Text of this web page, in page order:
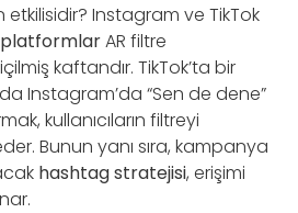
Instagram ve TikTok
AR filtre
kaftandır. TikTok’ta bir
Instagram’da “Sen de dene”
kullanıcıların filtreyi
Bunun yanı sıra, kampanya
hashtag stratejisi, erişimi